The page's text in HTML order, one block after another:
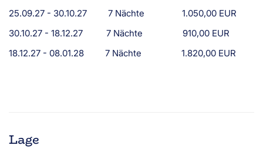
25.09.27 - 30.10.27 7 Nächte 1.050,00 EUR
30.10.27 - 18.12.27 7 Nächte 910,00 EUR
18.12.27 - 08.01.28 7 Nächte 1.820,00 EUR
Lage